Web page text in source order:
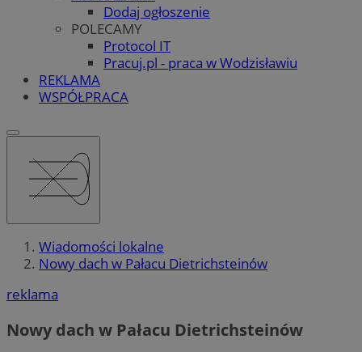
Dodaj ogłoszenie
POLECAMY
Protocol IT
Pracuj.pl - praca w Wodzisławiu
REKLAMA
WSPÓŁPRACA
Wiadomości lokalne
Nowy dach w Pałacu Dietrichsteinów
reklama
Nowy dach w Pałacu Dietrichsteinów